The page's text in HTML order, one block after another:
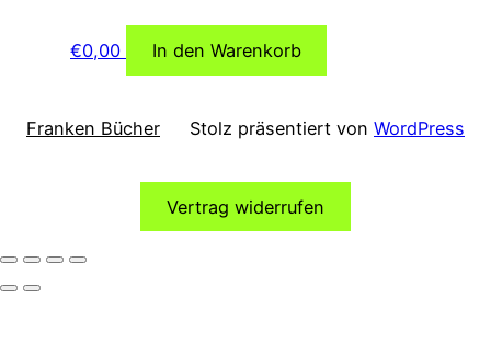
€0,00 In den Warenkorb
Franken Bücher Stolz präsentiert von WordPress
Vertrag widerrufen